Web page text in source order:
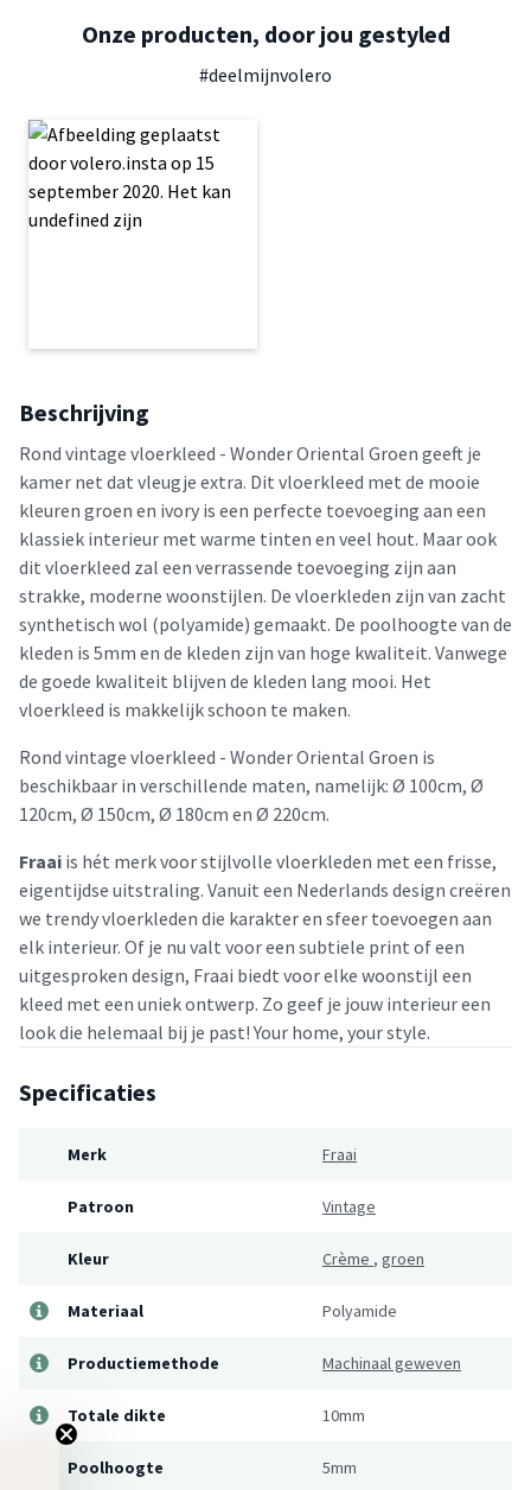
Onze producten, door jou gestyled
#deelmijnvolero
Beschrijving
Rond vintage vloerkleed - Wonder Oriental Groen geeft je
kamer net dat vleugje extra. Dit vloerkleed met de mooie
kleuren groen en ivory is een perfecte toevoeging aan een
klassiek interieur met warme tinten en veel hout. Maar ook
dit vloerkleed zal een verrassende toevoeging zijn aan
strakke, moderne woonstijlen. De vloerkleden zijn van zacht
synthetisch wol (polyamide) gemaakt. De poolhoogte van de
kleden is 5mm en de kleden zijn van hoge kwaliteit. Vanwege
de goede kwaliteit blijven de kleden lang mooi. Het
vloerkleed is makkelijk schoon te maken.
Rond vintage vloerkleed - Wonder Oriental Groen is
beschikbaar in verschillende maten, namelijk: Ø 100cm, Ø
120cm, Ø 150cm, Ø 180cm en Ø 220cm.
Fraai is hét merk voor stijlvolle vloerkleden met een frisse,
eigentijdse uitstraling. Vanuit een Nederlands design creëren
we trendy vloerkleden die karakter en sfeer toevoegen aan
elk interieur. Of je nu valt voor een subtiele print of een
uitgesproken design, Fraai biedt voor elke woonstijl een
kleed met een uniek ontwerp. Zo geef je jouw interieur een
look die helemaal bij je past! Your home, your style.
Specificaties
Merk Fraai
Patroon Vintage
Kleur Crème , groen
Materiaal Polyamide
Productiemethode Machinaal geweven
Totale dikte 10mm
Poolhoogte 5mm